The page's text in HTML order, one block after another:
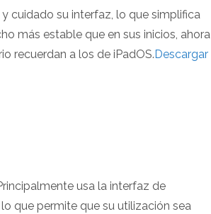
cuidado su interfaz, lo que simplifica
más estable que en sus inicios, ahora
recuerdan a los de iPadOS.Descargar
usa la interfaz de
que permite que su utilización sea